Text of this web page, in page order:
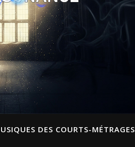
DES COURTS-MÉTRAGES